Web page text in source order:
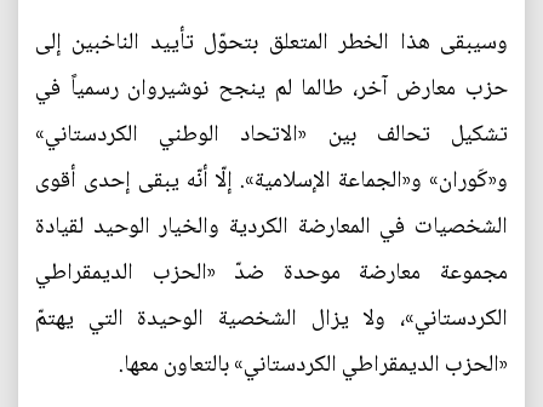
وسيبقى هذا الخطر المتعلق بتحوّل تأييد الناخبين إلى
حزب معارض آخر، طالما لم ينجح نوشيروان رسمياً في
تشكيل تحالف بين «الاتحاد الوطني الكردستاني»
و«كَوران» و«الجماعة الإسلامية». إلّا أنّه يبقى إحدى أقوى
الشخصيات في المعارضة الكردية والخيار الوحيد لقيادة
مجموعة معارضة موحدة ضدّ «الحزب الديمقراطي
الكردستاني»، ولا يزال الشخصية الوحيدة التي يهتمّ
«الحزب الديمقراطي الكردستاني» بالتعاون معها.